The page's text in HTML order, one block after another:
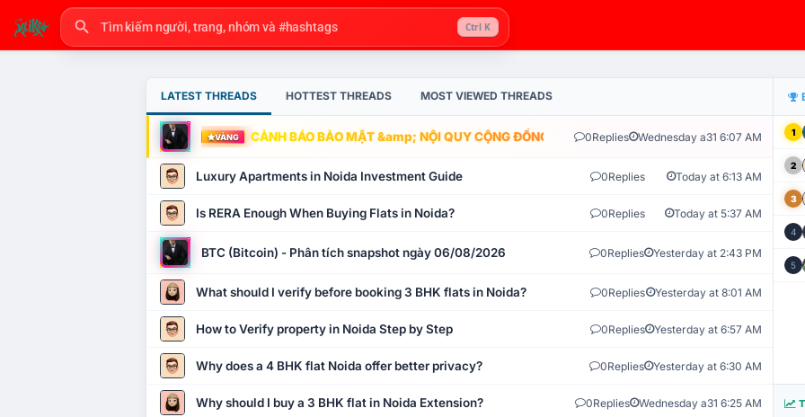
Ctrl K
LATEST THREADS HOTTEST THREADS MOST VIEWED THREADS
VÀNG CẢNH BÁO BẢO MẬT &amp; NỘI QUY CỘNG ĐỒNG VLIKE.VN: HỆ THỐNG GIÁM SÁT TỰ
0Replies Wednesday a31 6:07 AM
Luxury Apartments in Noida Investment Guide 0Replies Today at 6:13 AM
Is RERA Enough When Buying Flats in Noida? 0Replies Today at 5:37 AM
BTC (Bitcoin) - Phân tích snapshot ngày 06/08/2026 0Replies Yesterday at 2:43 PM
What should I verify before booking 3 BHK flats in Noida? 0Replies Yesterday at 8:01 AM
How to Verify property in Noida Step by Step 0Replies Yesterday at 6:57 AM
Why does a 4 BHK flat Noida offer better privacy? 0Replies Yesterday at 6:30 AM
Why should I buy a 3 BHK flat in Noida Extension? 0Replies Wednesday a31 6:25 AM
1
2
3
4
5